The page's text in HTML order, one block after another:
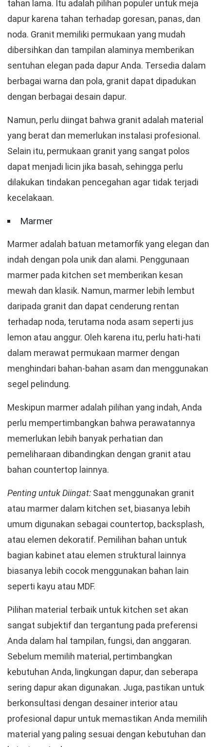
tahan lama. Itu adalah pilihan populer untuk meja
dapur karena tahan terhadap goresan, panas, dan
noda. Granit memiliki permukaan yang mudah
dibersihkan dan tampilan alaminya memberikan
sentuhan elegan pada dapur Anda. Tersedia dalam
berbagai warna dan pola, granit dapat dipadukan
dengan berbagai desain dapur.
Namun, perlu diingat bahwa granit adalah material
yang berat dan memerlukan instalasi profesional.
Selain itu, permukaan granit yang sangat polos
dapat menjadi licin jika basah, sehingga perlu
dilakukan tindakan pencegahan agar tidak terjadi
kecelakaan.
Marmer
Marmer adalah batuan metamorfik yang elegan dan
indah dengan pola unik dan alami. Penggunaan
marmer pada kitchen set memberikan kesan
mewah dan klasik. Namun, marmer lebih lembut
daripada granit dan dapat cenderung rentan
terhadap noda, terutama noda asam seperti jus
lemon atau anggur. Oleh karena itu, perlu hati-hati
dalam merawat permukaan marmer dengan
menghindari bahan-bahan asam dan menggunakan
segel pelindung.
Meskipun marmer adalah pilihan yang indah, Anda
perlu mempertimbangkan bahwa perawatannya
memerlukan lebih banyak perhatian dan
pemeliharaan dibandingkan dengan granit atau
bahan countertop lainnya.
Penting untuk Diingat: Saat menggunakan granit
atau marmer dalam kitchen set, biasanya lebih
umum digunakan sebagai countertop, backsplash,
atau elemen dekoratif. Pemilihan bahan untuk
bagian kabinet atau elemen struktural lainnya
biasanya lebih cocok menggunakan bahan lain
seperti kayu atau MDF.
Pilihan material terbaik untuk kitchen set akan
sangat subjektif dan tergantung pada preferensi
Anda dalam hal tampilan, fungsi, dan anggaran.
Sebelum memilih material, pertimbangkan
kebutuhan Anda, lingkungan dapur, dan seberapa
sering dapur akan digunakan. Juga, pastikan untuk
berkonsultasi dengan desainer interior atau
profesional dapur untuk memastikan Anda memilih
material yang paling sesuai dengan kebutuhan dan